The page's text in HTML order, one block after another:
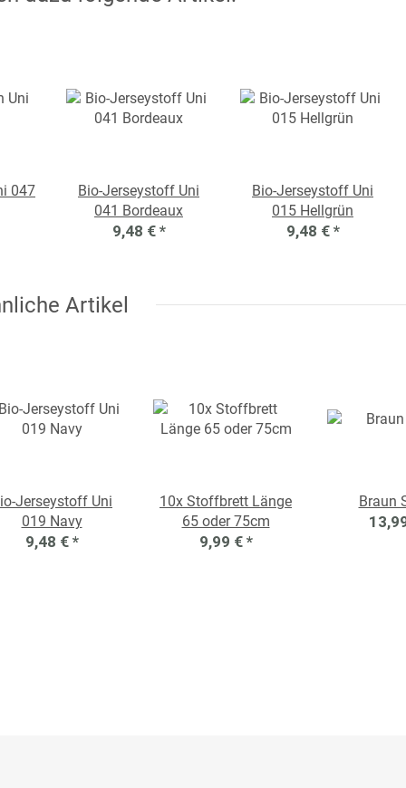
047
Bio-Jerseystoff Uni
041 Bordeaux
9,48 € *
Bio-Jerseystoff Uni
015 Hellgrün
9,48 € *
Artikel
Jerseystoff Uni
019 Navy
9,48 € *
10x Stoffbrett Länge
65 oder 75cm
9,99 € *
Braun